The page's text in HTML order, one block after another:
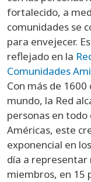
fortalecido, a
comunidades se
para envejecer.
reflejado en la
Comunidades
Con más de
mundo, la Red
personas en todo
Américas, este
exponencial en
día a representar
miembros, en 15